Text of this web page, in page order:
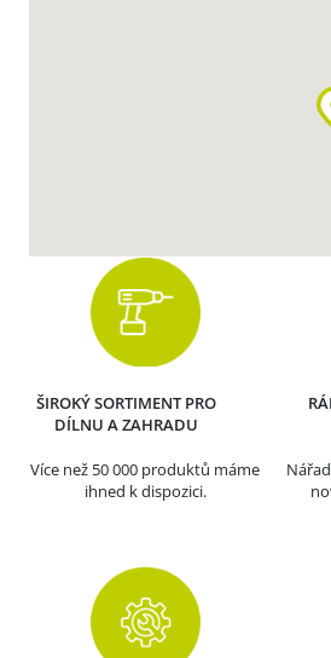
ŠIROKÝ SORTIMENT PRO
DÍLNU A ZAHRADU
Více než 50 000 produktů máme
ihned k dispozici.